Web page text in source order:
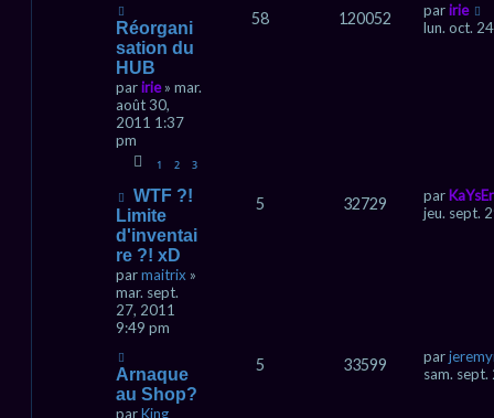
Réorgani
sation du
HUB
paririe» mar.
août 30,
2011 1:37
pm
1 2 3
58 120052 paririe
lun. oct.
WTF ?!
Limite
d'inventai
re ?! xD
parmaitrix »
mar. sept.
27, 2011
9:49 pm
5 32729 par KaYsEr
jeu. sept.
Arnaque
au Shop?
parKing
5 33599 par
sam.